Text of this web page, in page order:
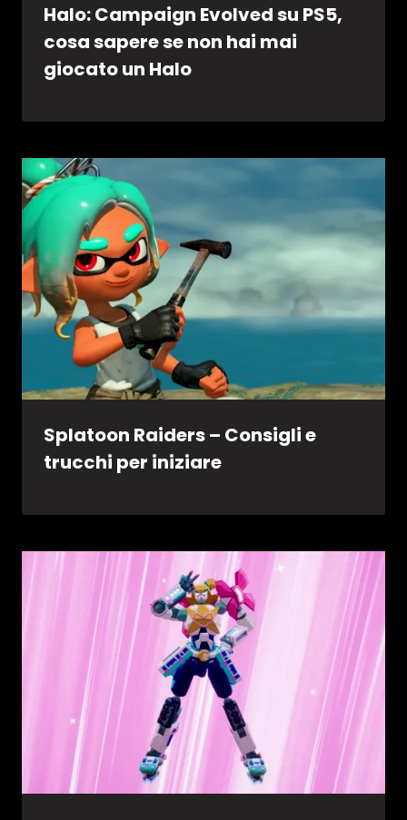
Halo: Campaign Evolved su PS5,
cosa sapere se non hai mai
giocato un Halo
Splatoon Raiders – Consigli e
trucchi per iniziare